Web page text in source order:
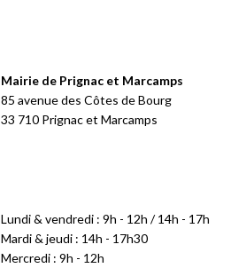
Mairie de Prignac et Marcamps
85 avenue des Côtes de Bourg
33 710 Prignac et Marcamps
Lundi & vendredi : 9h - 12h / 14h - 17h
Mardi & jeudi : 14h - 17h30
Mercredi : 9h - 12h